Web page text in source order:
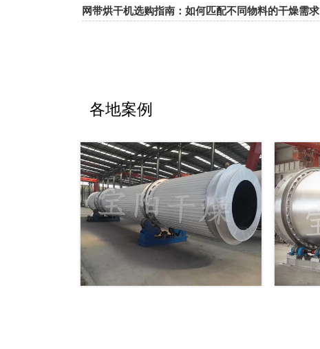
网带烘干机选购指南：如何匹配不同物料的干燥需求
各地案例